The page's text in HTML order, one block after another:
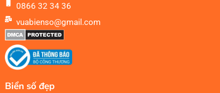
0866 32 34 36
vuabienso@gmail.com
Biển số đẹp